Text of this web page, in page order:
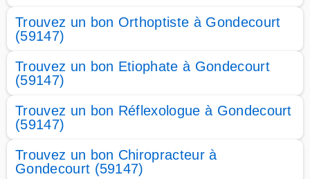
Trouvez un bon Orthoptiste à Gondecourt
(59147)
Trouvez un bon Etiophate à Gondecourt
(59147)
Trouvez un bon Réflexologue à Gondecourt
(59147)
Trouvez un bon Chiropracteur à
Gondecourt (59147)